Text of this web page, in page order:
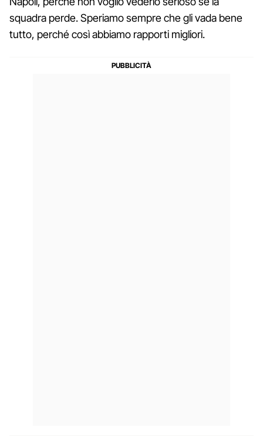
squadra perde. Speriamo sempre che gli vada bene
tutto, perché così abbiamo rapporti migliori.